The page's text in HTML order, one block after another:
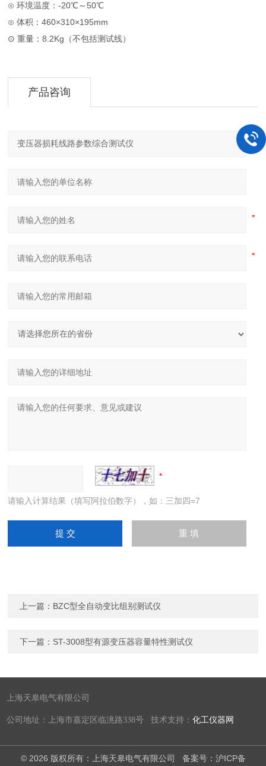
⊙ 环境温度：-20℃～50℃
⊙ 体积：460×310×195mm
⊙ 重量：8.2Kg（不包括测试线）
产品咨询
请输入计算结果（填写阿拉伯数字），如：三加四=7
上一篇： BZC型全自动变比组别测试仪
下一篇： ST-3008型有源变压器容量特性测试仪
上海天皋电气有限公司
公司地址：上海市嘉定区临洮路338号 技术支持：化工仪器网
© 2026 版权所有：上海天皋电气有限公司 备案号：沪ICP备